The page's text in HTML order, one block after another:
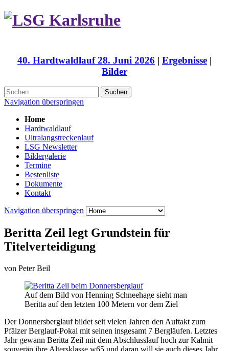
40. Hardtwaldlauf 28. Juni 2026 | Ergebnisse |
Bilder
Suchen
Navigation überspringen
Home
Hardtwaldlauf
Ultralangstreckenlauf
LSG Newsletter
Bildergalerie
Termine
Bestenliste
Dokumente
Kontakt
Navigation überspringen
Beritta Zeil legt Grundstein für
Titelverteidigung
von Peter Beil
Auf dem Bild von Henning Schneehage sieht man
Beritta auf den letzten 100 Metern vor dem Ziel
Der Donnersberglauf bildet seit vielen Jahren den Auftakt zum
Pfälzer Berglauf-Pokal mit seinen insgesamt 7 Bergläufen. Letztes
Jahr gewann Beritta Zeil mit dem Abschlusslauf hoch zur Kalmit